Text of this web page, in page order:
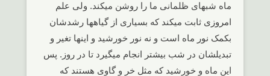
ماه شبهای ظلمانی ما را روشن میکند. ولی علم
امروزی ثابت میکند که بسیاری از گیاهها رشدشان
بکمک نور ماه است و نه نور خورشید و اینها تغیر و
تبدیلشان در شب بیشتر انجام میگیرد تا در روز. پس
این ماه و خورشید که مثل خر و گاوی هستند که